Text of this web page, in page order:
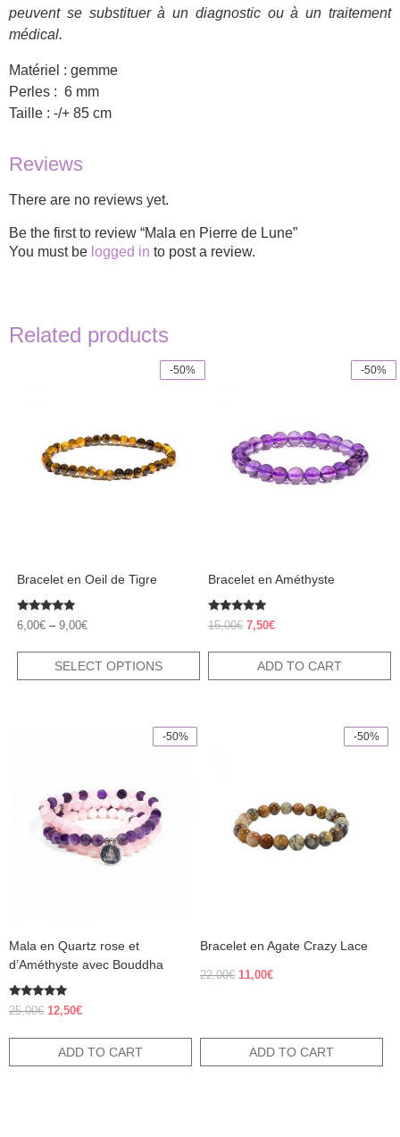
peuvent se substituer à un diagnostic ou à un traitement
médical.
Matériel : gemme
Perles : 6 mm
Taille : -/+ 85 cm
Reviews
There are no reviews yet.
Be the first to review “Mala en Pierre de Lune”
You must be logged in to post a review.
Related products
-50%
Bracelet en Oeil de Tigre
Rated
5.00
6,00€– 9,00€
SELECT OPTIONS
variants.
options
page
-50%
Bracelet en Améthyste
Rated
5.00
15,00€ Original
was:
7,50€Current
is:
ADD TO CART
-50%
Mala en Quartz rose et
d’Améthyste avec Bouddha
Rated
5.00
25,00€ Original
25,00€.
12,50€Current
12,50€.
ADD TO CART
-50%
Bracelet en Agate Crazy Lace
22,00€ Original
11,00€Current
ADD TO CART